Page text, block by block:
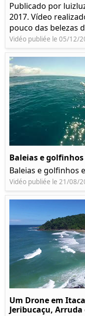
Publicado por
2017. Vídeo
pouco das belezas
Vidéo publiée le 05/12/
Baleias e
Baleias e golfinhos
Vidéo publiée le 21/08/
Um Drone em
Jeribucaçu,